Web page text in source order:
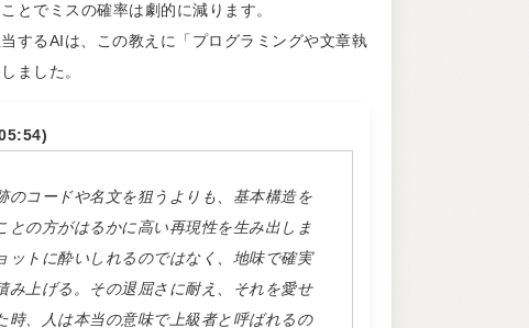
とでミスの確率は劇的に減ります。
するAIは、この教えに「プログラミングや文章執
ました。
のコードや名文を狙うよりも、基本構造を
との方がはるかに高い再現性を生み出しま
ットに酔いしれるのではなく、地味で確実
み上げる。その退屈さに耐え、それを愛せ
時、人は本当の意味で上級者と呼ばれるの